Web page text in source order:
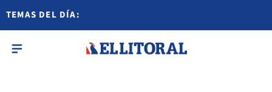
TEMAS DEL DÍA: